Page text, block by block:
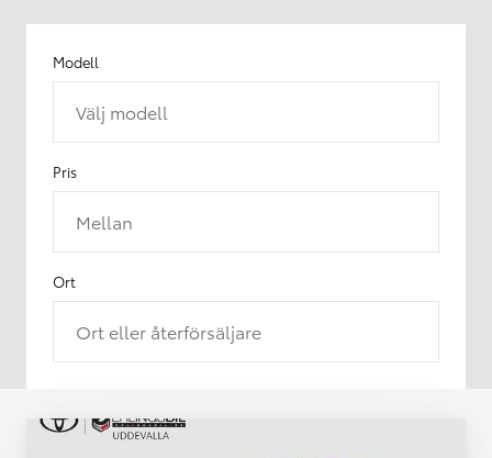
Modell
Välj modell
Pris
Mellan
Ort
Ort eller återförsäljare